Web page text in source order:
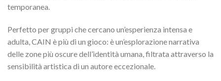
temporanea.
Perfetto per gruppi che cercano un’esperienza intensa e
adulta, CAIN è più di un gioco: è un’esplorazione narrativa
delle zone più oscure dell’identità umana, filtrata attraverso la
sensibilità artistica di un autore eccezionale.